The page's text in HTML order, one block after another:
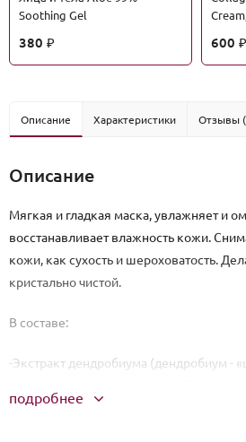
Soothing Gel
380 ₽ 600 ₽
Описание Характеристики Отзывы
Описание
Мягкая и гладкая маска, увлажняет и
восстанавливает влажность кожи.
кожи, как сухость и шероховатость.
кристально чистой.
В составе:
-Экстракт дендробиума (дендробиум -
традиционной китайской медицины,
подробнее